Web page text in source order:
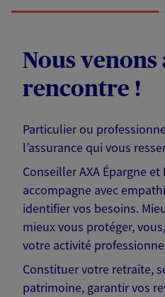
Nous venons
rencontre !
Particulier ou
l’assurance qui vous
Conseiller AXA Épargne
accompagne avec
identifier vos besoins.
mieux vous protéger,
votre activité
Constituer votre retraite,
patrimoine, garantir vos